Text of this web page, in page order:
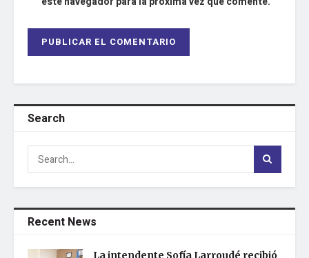
Search
Recent News
La intendente Sofía Larroudé recibió